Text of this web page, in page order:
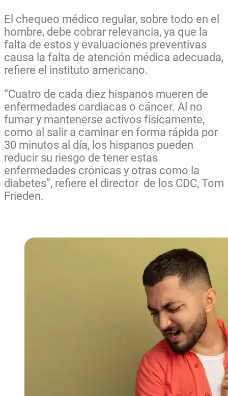
El chequeo médico regular, sobre todo en el
hombre, debe cobrar relevancia, ya que la
falta de estos y evaluaciones preventivas
causa la falta de atención médica adecuada,
refiere el instituto americano.
“Cuatro de cada diez hispanos mueren de
enfermedades cardiacas o cáncer. Al no
fumar y mantenerse activos físicamente,
como al salir a caminar en forma rápida por
30 minutos al día, los hispanos pueden
reducir su riesgo de tener estas
enfermedades crónicas y otras como la
diabetes”, refiere el director de los CDC, Tom
Frieden.